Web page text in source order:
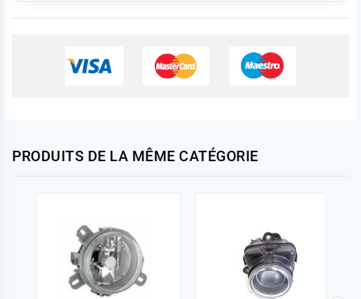
PRODUITS DE LA MÊME CATÉGORIE